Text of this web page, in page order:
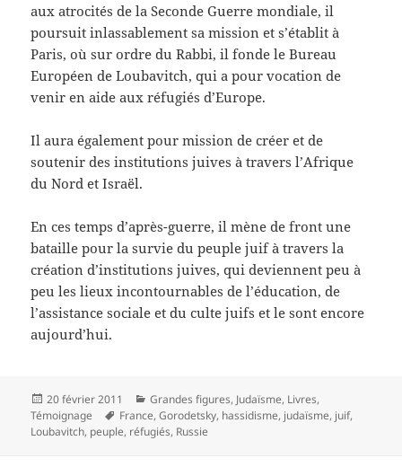
aux atrocités de la Seconde Guerre mondiale, il
poursuit inlassablement sa mission et s’établit à
Paris, où sur ordre du Rabbi, il fonde le Bureau
Européen de Loubavitch, qui a pour vocation de
venir en aide aux réfugiés d’Europe.
Il aura également pour mission de créer et de
soutenir des institutions juives à travers l’Afrique
du Nord et Israël.
En ces temps d’après-guerre, il mène de front une
bataille pour la survie du peuple juif à travers la
création d’institutions juives, qui deviennent peu à
peu les lieux incontournables de l’éducation, de
l’assistance sociale et du culte juifs et le sont encore
aujourd’hui.
Publié
le
20 février 2011 Catégories
Grandes figures, Judaïsme, Livres,
Témoignage
Mots-
clés
France,Gorodetsky, hassidisme, judaïsme, juif,
Loubavitch, peuple, réfugiés, Russie